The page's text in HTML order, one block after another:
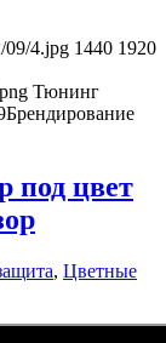
09/4.jpg 1440 1920
Тюнинг
Брендирование
под цвет
, Цветные